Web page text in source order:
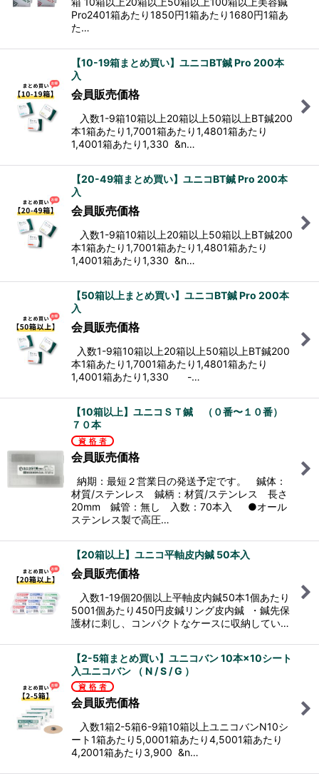
Pro2401箱あたり1850円1箱あたり1680円1箱あ
た…
【10-19箱まとめ買い】ユニコBT鍼 Pro 200本
入
会員販売価格
入数1-9箱10箱以上20箱以上50箱以上BT鍼200
本1箱あたり1,7001箱あたり1,4801箱あたり
1,4001箱あたり1,330 &n…
【20-49箱まとめ買い】ユニコBT鍼 Pro 200本
入
会員販売価格
入数1-9箱10箱以上20箱以上50箱以上BT鍼200
本1箱あたり1,7001箱あたり1,4801箱あたり
1,4001箱あたり1,330 &n…
【50箱以上まとめ買い】ユニコBT鍼 Pro 200本
入
会員販売価格
入数1-9箱10箱以上20箱以上50箱以上BT鍼200
本1箱あたり1,7001箱あたり1,4801箱あたり
1,4001箱あたり1,330 -…
【10箱以上】ユニコＳＴ鍼 （０番〜１０番）
７０本
会員販売価格
納期：最短２営業日の発送予定です。 鍼体：
材質/ステンレス 鍼柄：材質/ステンレス 長さ
20mm 鍼管：無し 入数：70本入 ●オール
ステンレス製で高圧…
【20箱以上】ユニコ平軸皮内鍼 50本入
会員販売価格
入数1-19個20個以上平軸皮内鍼50本1個あたり
5001個あたり450円皮鍼リング皮内鍼 ・鍼先保
護材に刺し、コンパクトなケースに収納してい…
【2-5箱まとめ買い】ユニコバン 10本×10シート
入ユニコバン （ N / S / G ）
会員販売価格
入数1箱2-5箱6-9箱10箱以上ユニコバンN10シ
ート1箱あたり5,0001箱あたり4,5001箱あたり
4,2001箱あたり3,900 &n…